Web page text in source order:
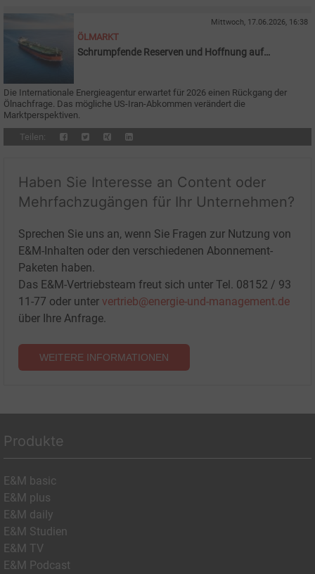
Mittwoch, 17.06.2026, 16:38
ÖLMARKT
Schrumpfende Reserven und Hoffnung auf
Die Internationale Energieagentur erwartet für 2026 einen Rückgang der
Ölnachfrage. Das mögliche US-Iran-Abkommen verändert die
Marktperspektiven.
Teilen:
Haben Sie Interesse an Content oder
Mehrfachzugängen für Ihr Unternehmen?
Sprechen Sie uns an, wenn Sie Fragen zur Nutzung von
E&M-Inhalten oder den verschiedenen Abonnement-
Paketen haben.
Das E&M-Vertriebsteam freut sich unter Tel. 08152 / 93
11-77 oder unter vertrieb@energie-und-management.de
über Ihre Anfrage.
WEITERE INFORMATIONEN
Produkte
E&M basic
E&M plus
E&M daily
E&M Studien
E&M TV
E&M Podcast